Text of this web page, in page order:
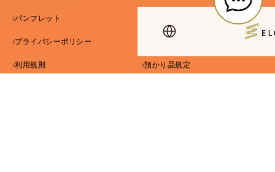
パンフレット
プライバシーポリシー
利用規則 預かり品規定